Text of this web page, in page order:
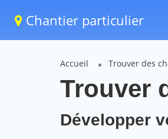
Chantier particulier
Accueil Trouver des
Trouver
Développer